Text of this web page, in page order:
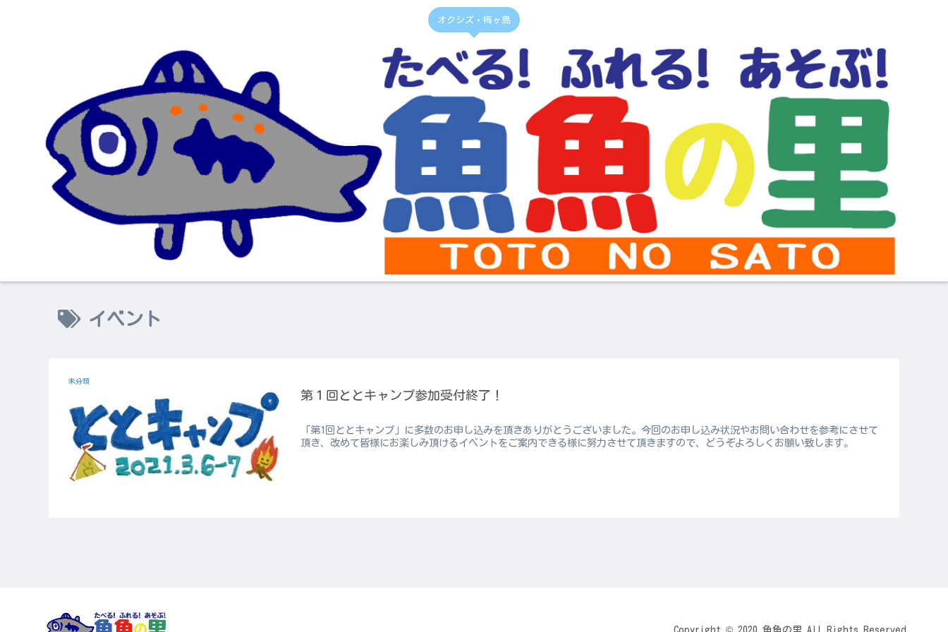
オクシズ・梅ヶ島
イベント
未分類
第１回ととキャンプ参加受付終了！
「第1回ととキャンプ」に多数のお申し込みを頂きありがとうございました。今回のお申し込み状況やお問い合わせを参考にさせて
頂き、改めて皆様にお楽しみ頂けるイベントをご案内できる様に努力させて頂きますので、どうぞよろしくお願い致します。
Copyright © 2020 魚魚の里 All Rights Reserved.